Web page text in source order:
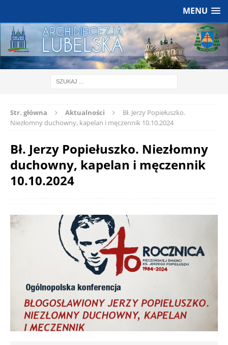
MENU
Str. główna Aktualności
Bł. Jerzy Popiełuszko.
Niezłomny duchowny, kapelan i męczennik 10.10.2024
Bł. Jerzy Popiełuszko. Niezłomny
duchowny, kapelan i męczennik
10.10.2024